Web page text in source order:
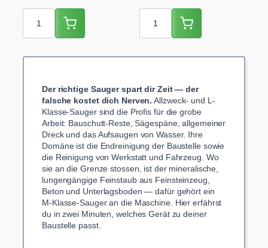
Der richtige Sauger spart dir Zeit — der
falsche kostet dich Nerven. Allzweck- und L-
Klasse-Sauger sind die Profis für die grobe
Arbeit: Bauschutt-Reste, Sägespäne, allgemeiner
Dreck und das Aufsaugen von Wasser. Ihre
Domäne ist die Endreinigung der Baustelle sowie
die Reinigung von Werkstatt und Fahrzeug. Wo
sie an die Grenze stossen, ist der mineralische,
lungengängige Feinstaub aus Feinsteinzeug,
Beton und Unterlagsboden — dafür gehört ein
M-Klasse-Sauger an die Maschine. Hier erfährst
du in zwei Minuten, welches Gerät zu deiner
Baustelle passt.